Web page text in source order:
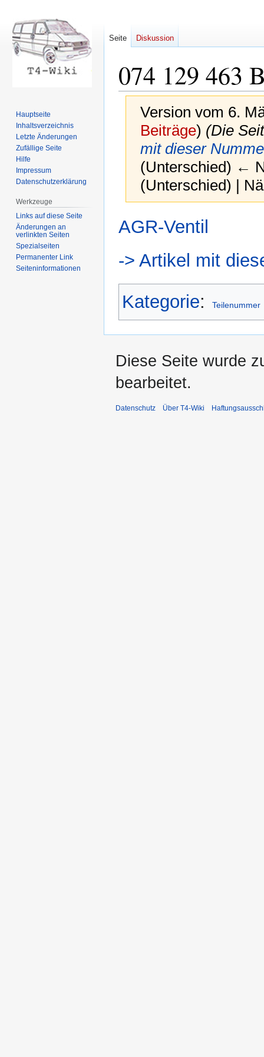
074 129 463
Version vom 6.
Beiträge) (Die
mit dieser
(Unterschied) ←
(Unterschied) |
Navigation
Suche
AGR-Ventil
-> Artikel mit
Kategorie: Teilenummer
Seite Diskussion
Hauptseite
Inhaltsverzeichnis
Letzte Änderungen
Zufällige Seite
Hilfe
Impressum
Datenschutzerklärung
Werkzeuge
Links auf diese Seite
Änderungen an
verlinkten Seiten
Spezialseiten
Permanenter Link
Seiten­informationen
Diese Seite wurde
bearbeitet.
Datenschutz Über T4-Wiki